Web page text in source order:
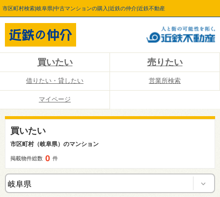
市区町村検索|岐阜県|中古マンションの購入|近鉄の仲介|近鉄不動産
買いたい 売りたい
借りたい・貸したい 営業所検索
マイページ
買いたい
市区町村（岐阜県）のマンション
掲載物件総数 0 件